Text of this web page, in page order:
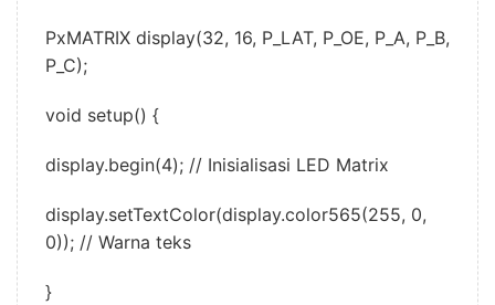
PxMATRIX display(32, 16, P_LAT, P_OE, P_A, P_B,
P_C);
void setup() {
display.begin(4); // Inisialisasi LED Matrix
display.setTextColor(display.color565(255, 0,
0)); // Warna teks
}